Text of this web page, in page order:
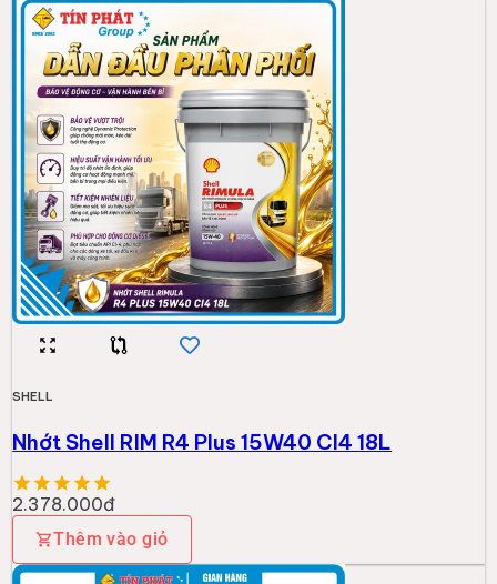
SHELL
Nhớt Shell RIM R4 Plus 15W40 CI4 18L
2.378.000đ
Thêm vào giỏ